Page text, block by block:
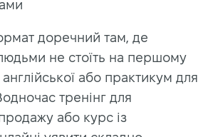
доречний там, де
не стоїть на першому
англійської або практикум для
тренінг для
або курс із